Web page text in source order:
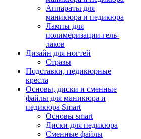
Аппараты для
маникюра и педикюра
Лампы для
полимеризации гель-
лаков
Дизайн для ногтей
Стразы
Подставки, педикюрные
кресла
Основы, диски и сменные
файлы для маникюра и
педикюра Smart
Основы smart
Диски для педикюра
Сменные файлы